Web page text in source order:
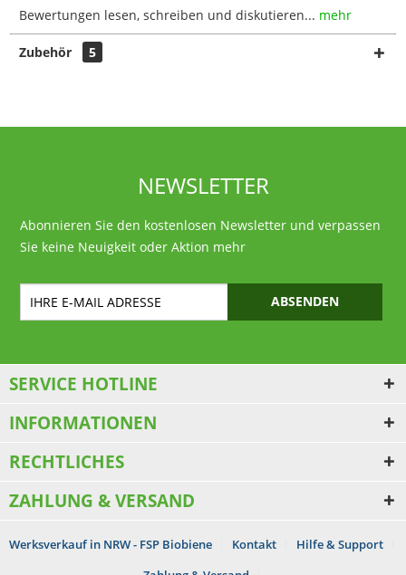
Bewertungen lesen, schreiben und diskutieren... mehr
Zubehör 5
NEWSLETTER
Abonnieren Sie den kostenlosen Newsletter und verpassen
Sie keine Neuigkeit oder Aktion mehr
ABSENDEN
SERVICE HOTLINE
INFORMATIONEN
RECHTLICHES
ZAHLUNG & VERSAND
Werksverkauf in NRW - FSP Biobiene Kontakt
Hilfe & Support